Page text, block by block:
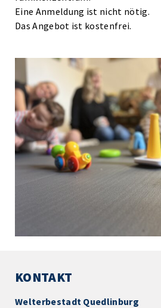
Eine Anmeldung ist nicht nötig.
Das Angebot ist kostenfrei.
KONTAKT
Welterbestadt Quedlinburg